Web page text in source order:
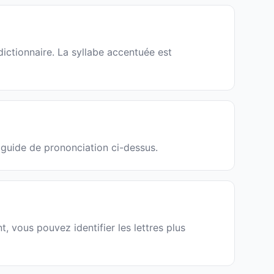
La syllabe accentuée est
de prononciation ci-dessus.
vous pouvez identifier les lettres plus